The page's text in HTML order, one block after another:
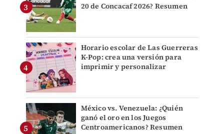
20 de Concacaf 2026? Resumen
Horario escolar de Las Guerreras
K-Pop: crea una versión para
imprimir y personalizar
México vs. Venezuela: ¿Quién
ganó el oro en los Juegos
Centroamericanos? Resumen